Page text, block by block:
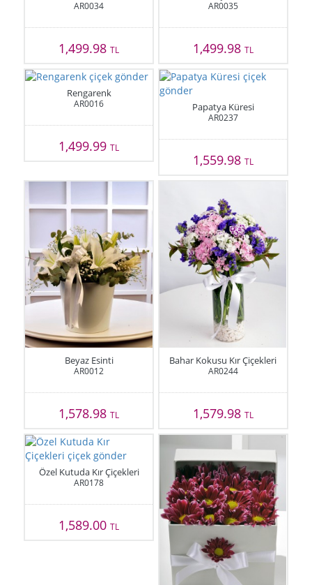
AR0034
1,499.98TL
AR0035
1,499.98 TL
Rengarenk
AR0016
1,499.99TL
Papatya Küresi
AR0237
1,559.98 TL
Beyaz Esinti
AR0012
1,578.98TL
Bahar Kokusu Kır Çiçekleri
AR0244
1,579.98 TL
Özel Kutuda Kır Çiçekleri
AR0178
1,589.00TL